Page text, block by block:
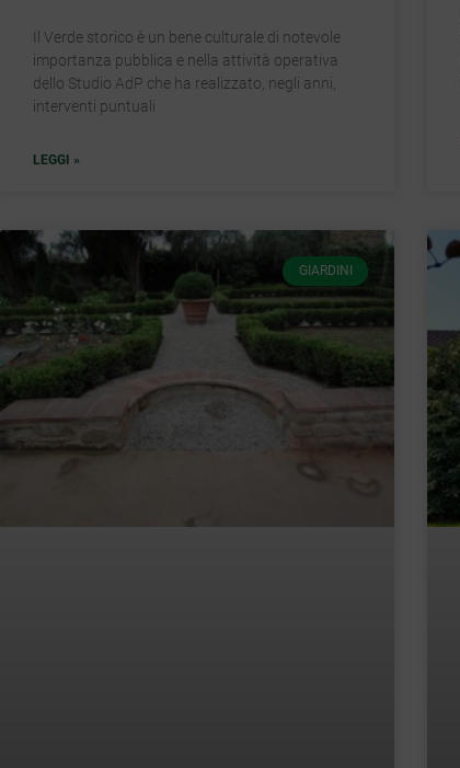
Il Verde storico è un bene culturale di notevole
importanza pubblica e nella attività operativa
dello Studio AdP che ha realizzato, negli anni,
interventi puntuali
LEGGI »
GIARDINI